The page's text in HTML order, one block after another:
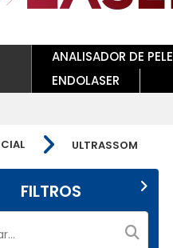
ANALISADOR DE PELE
ENDOLASER
ULTRASSOM
FILTROS